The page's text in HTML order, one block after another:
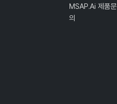
MSAP.ai 제품문
의